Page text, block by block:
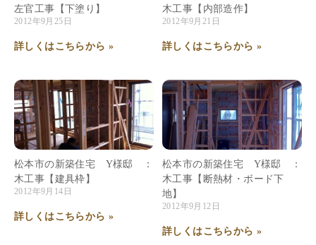
左官工事【下塗り】
2012年9月25日
詳しくはこちらから »
木工事【内部造作】
2012年9月21日
詳しくはこちらから »
松本市の新築住宅 Y様邸 ：
木工事【建具枠】
2012年9月14日
詳しくはこちらから »
松本市の新築住宅 Y様邸 ：
木工事【断熱材・ボード下
地】
2012年9月12日
詳しくはこちらから »